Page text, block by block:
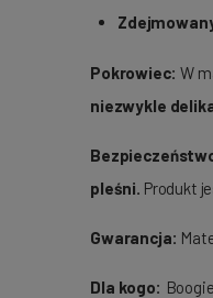
Pokrowiec: W
niezwykle
pleśni. Produkt
Gwarancja:
Dla kogo: